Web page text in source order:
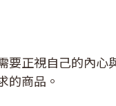
正視自己的內
的商品。